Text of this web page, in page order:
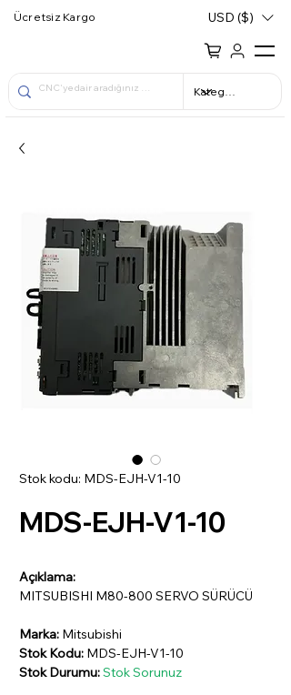
Ücretsiz Kargo USD ($)
Stok kodu: MDS-EJH-V1-10
MDS-EJH-V1-10
Açıklama:
MITSUBISHI M80-800 SERVO SÜRÜCÜ
Marka: Mitsubishi
Stok Kodu: MDS-EJH-V1-10
Stok Durumu:Stok Sorunuz